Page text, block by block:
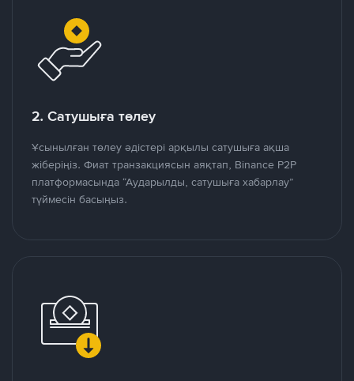
2. Сатушыға төлеу
Ұсынылған төлеу әдістері арқылы сатушыға ақша
жіберіңіз. Фиат транзакциясын аяқтап, Binance P2P
платформасында “Аударылды, сатушыға хабарлау”
түймесін басыңыз.